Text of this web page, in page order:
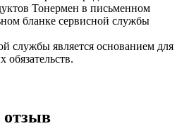
Тонермен в письменном
бланке сервисной службы
службы является основанием для
обязательств.